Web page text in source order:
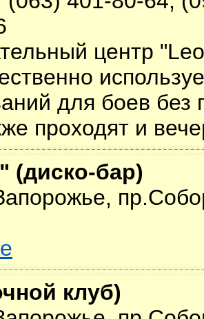
центр
для боев без
проходят и
(диско-бар)
клуб)